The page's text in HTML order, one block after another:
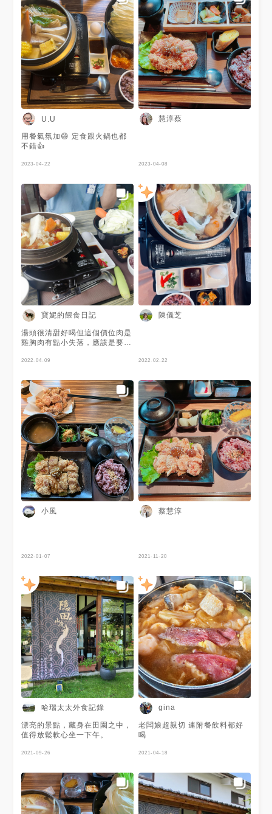
U.U
用餐氣氛加😄 定食跟火鍋也都
不錯👍
2023-04-22
慧淳蔡
2023-04-08
寶妮的餵食日記
湯頭很清甜好喝但這個價位肉是
雞胸肉有點小失落，應該是要給
好停車，自助取用但要付服務費
2022-04-09
陳儀芝
2022-02-22
小風
2022-01-07
蔡慧淳
2021-11-20
哈瑞太太外食記錄
漂亮的景點，藏身在田園之中，
值得放鬆軟心坐一下午。
2021-09-26
gina
老闆娘超親切 連附餐飲料都好
喝
2021-04-18